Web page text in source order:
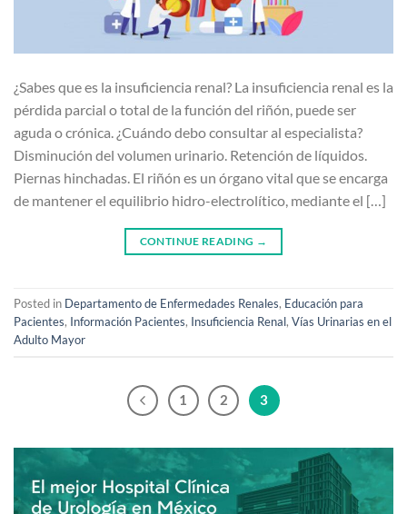
¿Sabes que es la insuficiencia renal? La insuficiencia renal es la
pérdida parcial o total de la función del riñón, puede ser
aguda o crónica. ¿Cuándo debo consultar al especialista?
Disminución del volumen urinario. Retención de líquidos.
Piernas hinchadas. El riñón es un órgano vital que se encarga
de mantener el equilibrio hidro-electrolítico, mediante el […]
CONTINUE READING →
Posted in Departamento de Enfermedades Renales, Educación para
Pacientes, Información Pacientes, Insuficiencia Renal, Vías Urinarias en el
Adulto Mayor
1 2 3